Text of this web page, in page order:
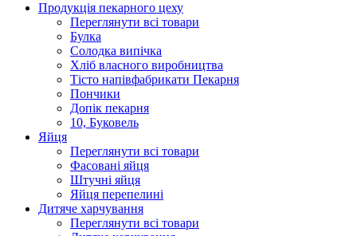
Продукцiя пекарного цеху
Переглянути всі товари
Булка
Солодка випiчка
Хлiб власного виробництва
Тiсто напiвфабрикати Пекарня
Пончики
Допік пекарня
10, Буковель
Яйця
Переглянути всі товари
Фасовані яйця
Штучні яйця
Яйця перепелині
Дитяче харчування
Переглянути всі товари